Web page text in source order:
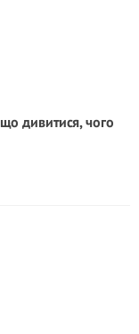
дивитися, чого